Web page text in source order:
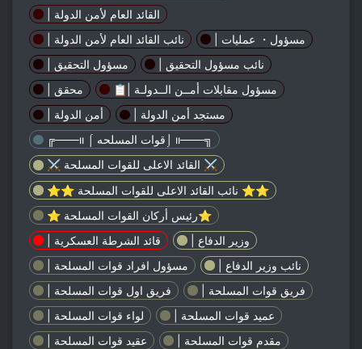
| القائد العام لأمن الدولة
| نائب القائد العام لأمن الدولة
| مسؤول・ عمليات
| مسؤول التحقيق
| نائب مسؤول التحقيق
| محقق
📋| مسؤول مقابلات أمــن الــدولـة
| أمن الدولة
| مستجد أمن الدولة
╔───ıı ⌠ قوات المسلحه⌡ ıı───╗
⚔️ القائد الاعلى للقوات المسلحة ⚔️
⭐⭐ نائب القائد الاعلى للقوات المسلحة ⭐⭐
⭐ رئيس أركان القوات المسلحة⭐
| قائد الشرطة العسكرية
| وزير الدفاع
| مسؤول افراد قوات المسلحة
| نائب وزير الدفاع
| فريق اول قوات المسلحة
| فريق قوات المسلحة
| لواء قوات المسلحة
| عميد قوات المسلحة
| عقيد قوات المسلحة
| مقدم قوات المسلحة